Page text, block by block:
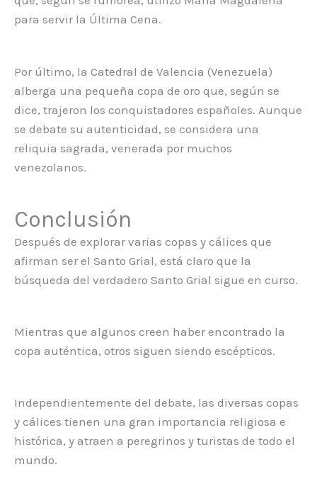
para servir la Última Cena.
Por último, la Catedral de Valencia (Venezuela)
alberga una pequeña copa de oro que, según se
dice, trajeron los conquistadores españoles. Aunque
se debate su autenticidad, se considera una
reliquia sagrada, venerada por muchos
venezolanos.
Conclusión
Después de explorar varias copas y cálices que
afirman ser el Santo Grial, está claro que la
búsqueda del verdadero Santo Grial sigue en curso.
Mientras que algunos creen haber encontrado la
copa auténtica, otros siguen siendo escépticos.
Independientemente del debate, las diversas copas
y cálices tienen una gran importancia religiosa e
histórica, y atraen a peregrinos y turistas de todo el
mundo.